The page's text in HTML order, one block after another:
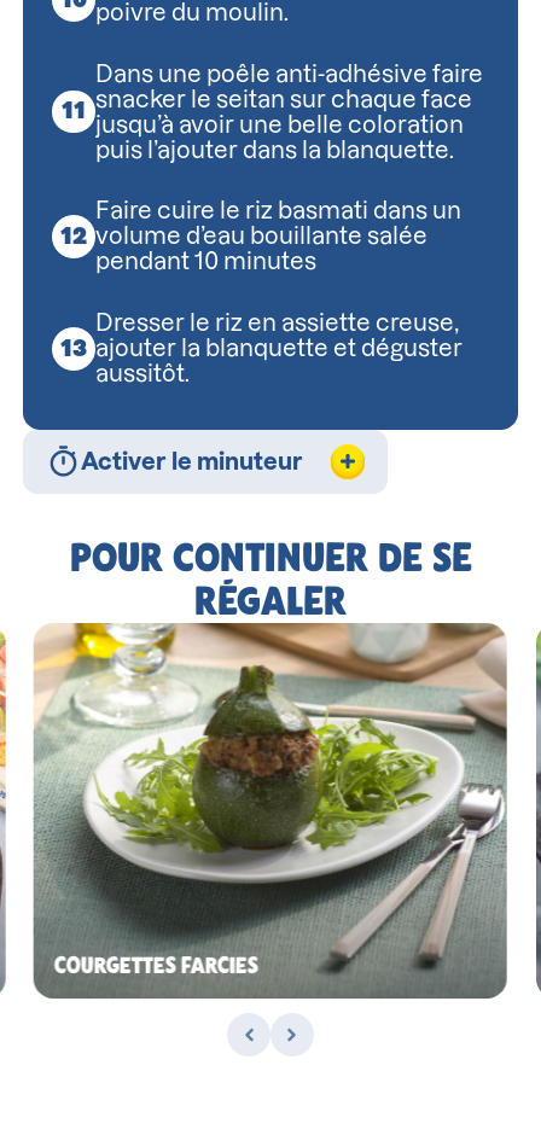
poivre du moulin.
Dans une poêle anti-adhésive faire
snacker le seitan sur chaque face
jusqu’à avoir une belle coloration
puis l’ajouter dans la blanquette.
Faire cuire le riz basmati dans un
volume d’eau bouillante salée
pendant 10 minutes
Dresser le riz en assiette creuse,
ajouter la blanquette et déguster
aussitôt.
Activer le minuteur
POUR CONTINUER DE SE
RÉGALER
COURGETTES FARCIES